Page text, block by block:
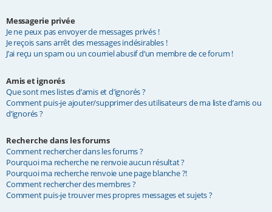
Messagerie privée
Je ne peux pas envoyer de messages privés !
Je reçois sans arrêt des messages indésirables !
J’ai reçu un spam ou un courriel abusif d’un membre de ce forum !
Amis et ignorés
Que sont mes listes d’amis et d’ignorés ?
Comment puis-je ajouter/supprimer des utilisateurs de ma liste d’amis ou
d’ignorés ?
Recherche dans les forums
Comment rechercher dans les forums ?
Pourquoi ma recherche ne renvoie aucun résultat ?
Pourquoi ma recherche renvoie une page blanche ?!
Comment rechercher des membres ?
Comment puis-je trouver mes propres messages et sujets ?